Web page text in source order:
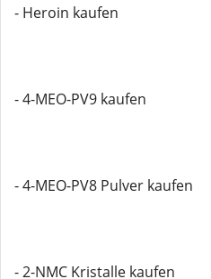
- Heroin kaufen
- 4-MEO-PV9 kaufen
- 4-MEO-PV8 Pulver kaufen
- 2-NMC Kristalle kaufen